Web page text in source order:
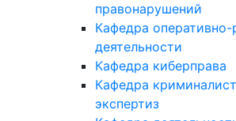
правонарушений
Кафедра
деятельности
Кафедра киберправа
Кафедра
экспертиз